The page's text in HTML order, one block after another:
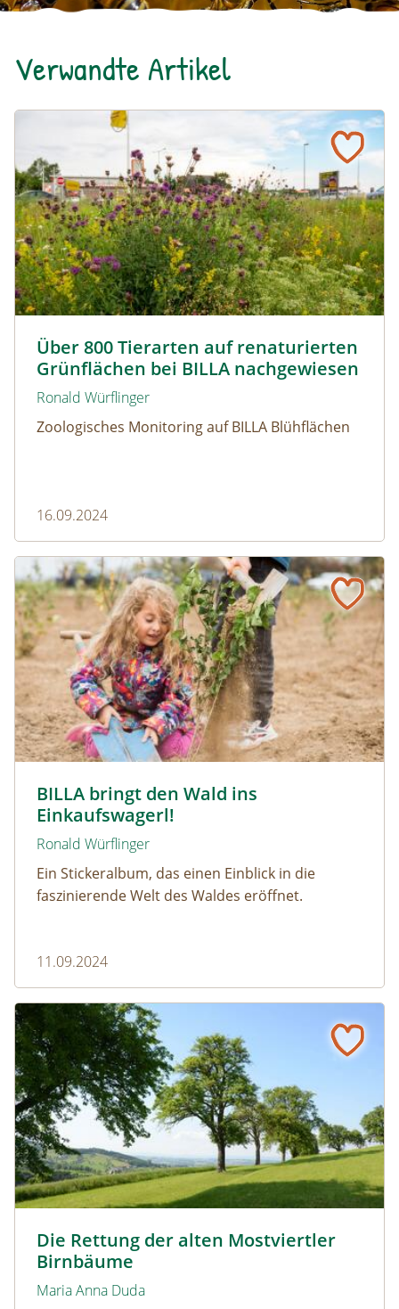
Verwandte Artikel
Blühfläche Billa Matzendorf © Gernot Kunz
Über 800 Tierarten auf renaturierten
Grünflächen bei BILLA nachgewiesen
Ronald Würflinger
Zoologisches Monitoring auf BILLA Blühflächen
16.09.2024
Über 800 Tierarten auf renaturierten Grünflächen bei
BILLA bringt den Wald ins
Einkaufswagerl!
Ronald Würflinger
Ein Stickeralbum, das einen Einblick in die
faszinierende Welt des Waldes eröffnet.
11.09.2024
BILLA bringt den Wald ins Einkaufswagerl!
Die Rettung der alten Mostviertler
Birnbäume
Maria Anna Duda
Die Rettung der alten Mostviertler Birnbäume